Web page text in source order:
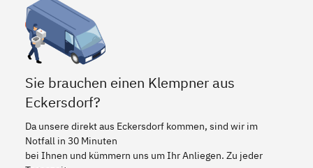
Sie brauchen einen Klempner aus
Eckersdorf?
Da unsere direkt aus Eckersdorf kommen, sind wir im
Notfall in 30 Minuten
bei Ihnen und kümmern uns um Ihr Anliegen. Zu jeder